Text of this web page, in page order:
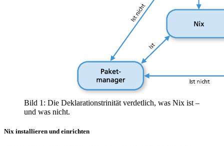
Bild 1: Die Deklarationstrinität verdetlich, was Nix ist –
und was nicht.
Nix installieren und einrichten